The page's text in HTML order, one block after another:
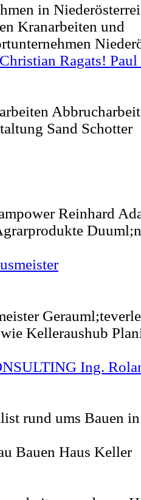
in
Kranarbeiten und
Ragats! Paul
Sand Schotter
Reinhard
Kelleraushub
Ing.
rund ums Bauen
Bauen Haus Keller